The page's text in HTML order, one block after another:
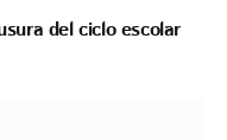
del ciclo escolar